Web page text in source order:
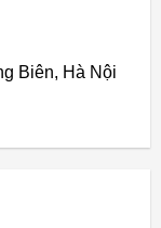
Biên, Hà Nội